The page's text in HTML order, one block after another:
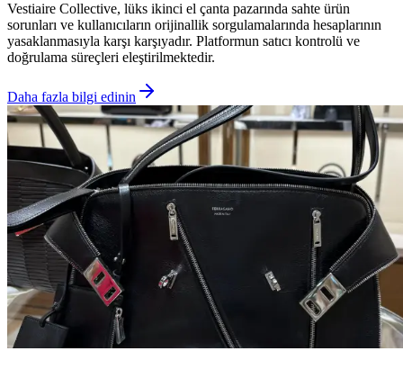
Vestiaire Collective, lüks ikinci el çanta pazarında sahte ürün
sorunları ve kullanıcıların orijinallik sorgulamalarında hesaplarının
yasaklanmasıyla karşı karşıyadır. Platformun satıcı kontrolü ve
doğrulama süreçleri eleştirilmektedir.
Daha fazla bilgi edinin